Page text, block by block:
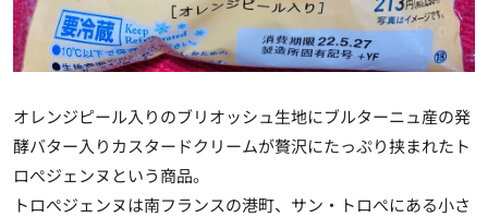
オレンジピール入りのブリオッシュ生地にブルターニュ産の発
酵バター入りカスタードクリームが贅沢にたっぷり挟まれたト
ロぺジェンヌという商品。
トロぺジェンヌは南フランスの港町、サン・トロぺにある小さ